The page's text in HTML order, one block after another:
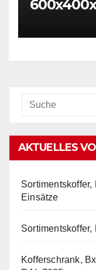
Gewicht
AKTUELLES
Einsätze
Kofferschrank,